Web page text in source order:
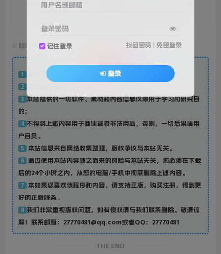
the future; it is something you design for the
版权声明
1 本网站名称： 台服资源网
2
3 本站提供的一切软件、素材和内容信息仅限用于学习和研究目
的；
4 不得将上述内容用于商业或者非法用途，否则，一切后果请用
户自负。
5 本站信息来自网络收集整理，版权争议与本站无关。
6
通过使用本站内容随之而来的风险与本站无关，您必须在下载
后的24个小时之内，从您的电脑/手机中彻底删除上述内容。
7
本如果您喜欢该程序和内容，请支持正版，购买注册，得到更
好的正版服务。
8 我们非常重视版权问题，如有侵权请与我们联系删除。敬请谅
解！联系邮箱：27770481@qq.com或者QQ：27770481
THE END
用户名或邮箱
登录密码
记住登录 找回密码 免密登录
登录